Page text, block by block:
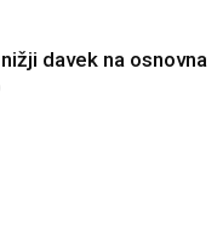
davek na osnovna